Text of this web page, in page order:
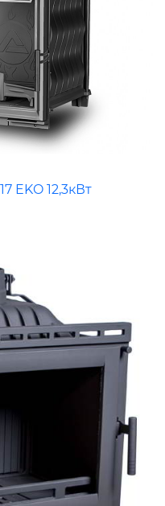
EKO 12,3кВт